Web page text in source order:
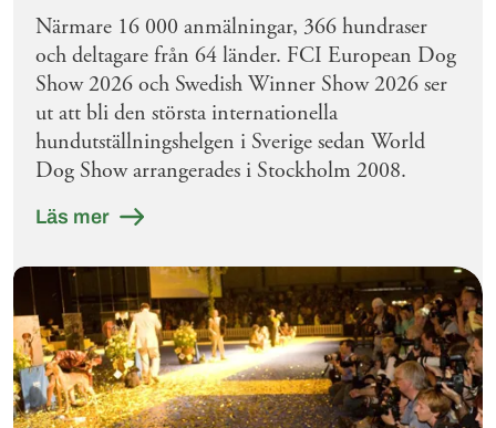
Närmare 16 000 anmälningar, 366 hundraser
och deltagare från 64 länder. FCI European Dog
Show 2026 och Swedish Winner Show 2026 ser
ut att bli den största internationella
hundutställningshelgen i Sverige sedan World
Dog Show arrangerades i Stockholm 2008.
Läs mer